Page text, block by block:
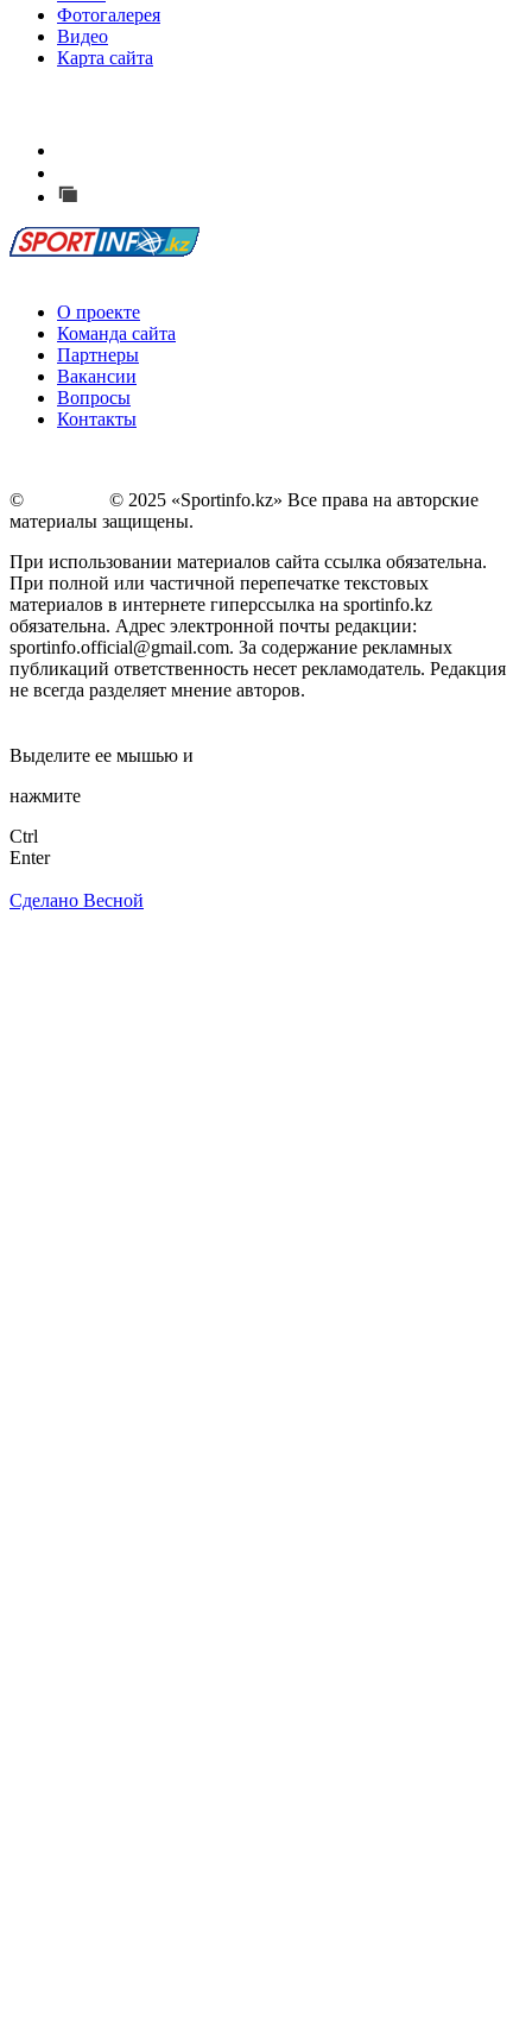
Фотогалерея
Видео
Карта сайта
О проекте
Команда сайта
Партнеры
Вакансии
Вопросы
Контакты
©
© 2025 «Sportinfo.kz» Все права на авторские
материалы защищены.
При использовании материалов сайта ссылка обязательна.
При полной или частичной перепечатке текстовых
материалов в интернете гиперссылка на sportinfo.kz
обязательна. Адрес электронной почты редакции:
sportinfo.official@gmail.com. За содержание рекламных
публикаций ответственность несет рекламодатель. Редакция
не всегда разделяет мнение авторов.
Выделите ее мышью и
нажмите
Ctrl
Enter
Сделано Весной